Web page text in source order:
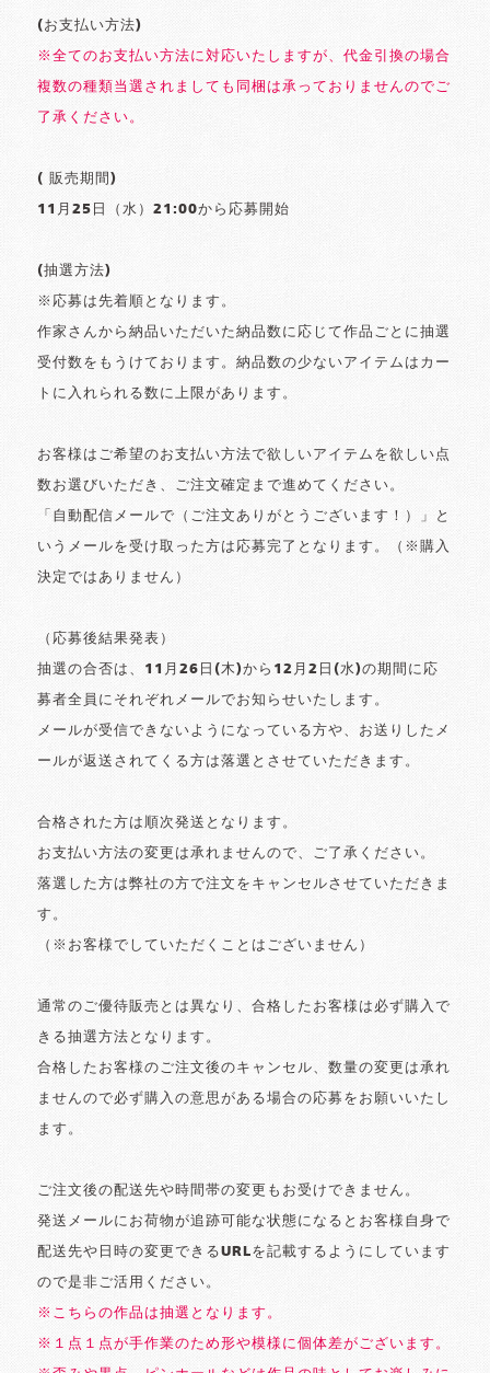
(お支払い方法)
※全てのお支払い方法に対応いたしますが、代金引換の場合
複数の種類当選されましても同梱は承っておりませんのでご
了承ください。
( 販売期間)
11月25日（水）21:00から応募開始
(抽選方法)
※応募は先着順となります。
作家さんから納品いただいた納品数に応じて作品ごとに抽選
受付数をもうけております。納品数の少ないアイテムはカー
トに入れられる数に上限があります。
お客様はご希望のお支払い方法で欲しいアイテムを欲しい点
数お選びいただき、ご注文確定まで進めてください。
「自動配信メールで（ご注文ありがとうございます！）」と
いうメールを受け取った方は応募完了となります。（※購入
決定ではありません）
（応募後結果発表）
抽選の合否は、11月26日(木)から12月2日(水)の期間に応
募者全員にそれぞれメールでお知らせいたします。
メールが受信できないようになっている方や、お送りしたメ
ールが返送されてくる方は落選とさせていただきます。
合格された方は順次発送となります。
お支払い方法の変更は承れませんので、ご了承ください。
落選した方は弊社の方で注文をキャンセルさせていただきま
す。
（※お客様でしていただくことはございません）
通常のご優待販売とは異なり、合格したお客様は必ず購入で
きる抽選方法となります。
合格したお客様のご注文後のキャンセル、数量の変更は承れ
ませんので必ず購入の意思がある場合の応募をお願いいたし
ます。
ご注文後の配送先や時間帯の変更もお受けできません。
発送メールにお荷物が追跡可能な状態になるとお客様自身で
配送先や日時の変更できるURLを記載するようにしています
ので是非ご活用ください。
※こちらの作品は抽選となります。
※１点１点が手作業のため形や模様に個体差がございます。